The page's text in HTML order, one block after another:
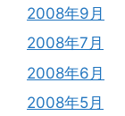
2008年9月
2008年7月
2008年6月
2008年5月